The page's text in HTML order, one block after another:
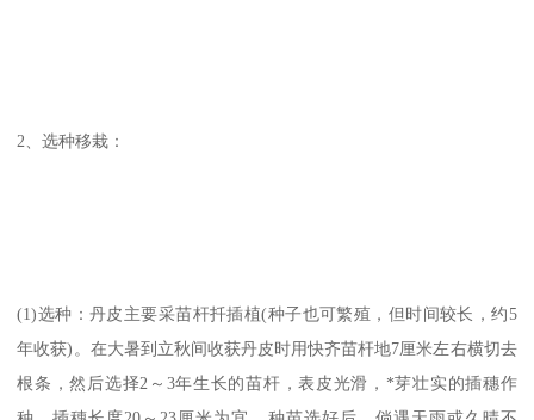
2、选种移栽：
(1)选种：丹皮主要采苗杆扦插植(种子也可繁殖，但时间较长，约5
年收获)。在大暑到立秋间收获丹皮时用快齐苗杆地7厘米左右横切去
根条，然后选择2～3年生长的苗杆，表皮光滑，*芽壮实的插穗作